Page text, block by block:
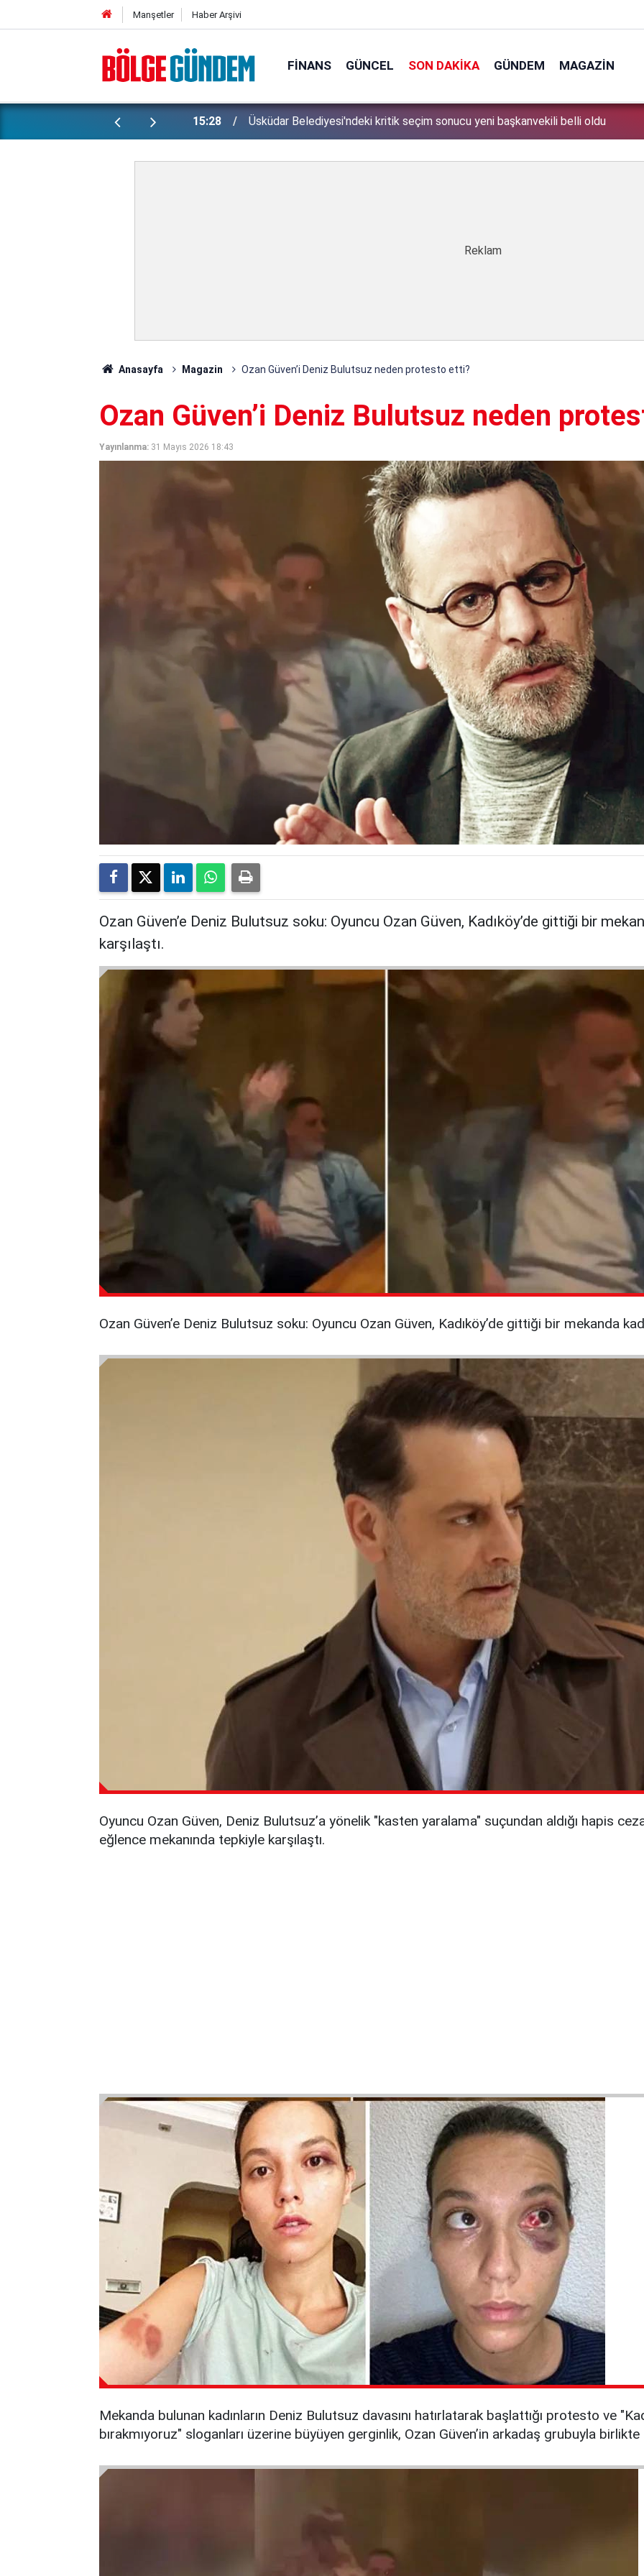
Manşetler Haber Arşivi
FINANS GÜNCEL SON DAKIKA GÜNDEM MAGAZIN
yeni başkanvekili belli oldu 13:33
Etimesgut'taki yolsuzluk soruşturmasında olay ifade: 5 Sene buradayız,
yiyebildiğiniz kadar yiyin
Anasayfa Magazin Ozan Güven’i Deniz Bulutsuz neden protesto etti?
Ozan Güven’i Deniz Bulutsuz neden
Yayınlanma: 31 Mayıs 2026 18:43
Ozan Güven’e Deniz Bulutsuz soku: Oyuncu Ozan Güven, Kadıköy’de gittiği bir
karşılaştı.
Ozan Güven’e Deniz Bulutsuz soku: Oyuncu Ozan Güven, Kadıköy’de gittiği bir mekanda
Oyuncu Ozan Güven, Deniz Bulutsuz’a yönelik "kasten yaralama" suçundan aldığı hapis
eğlence mekanında tepkiyle karşılaştı.
Mekanda bulunan kadınların Deniz Bulutsuz davasını hatırlatarak başlattığı protesto ve
bırakmıyoruz" sloganları üzerine büyüyen gerginlik, Ozan Güven’in arkadaş grubuyla